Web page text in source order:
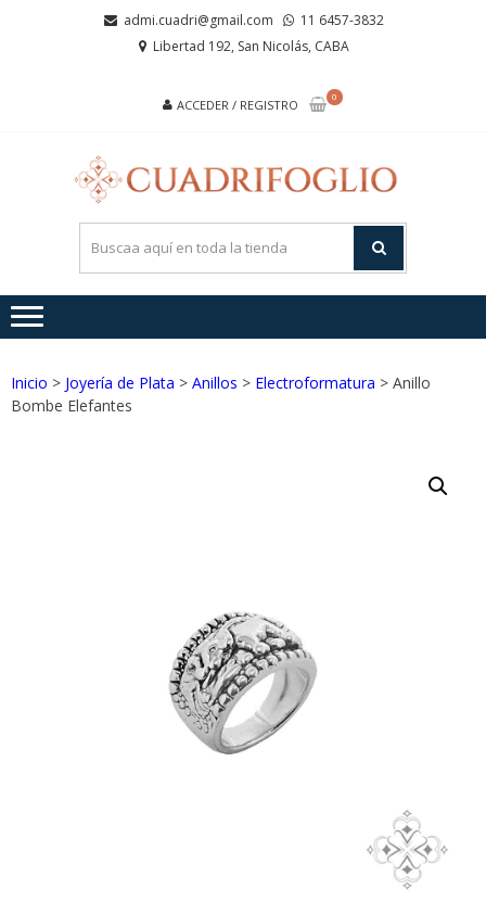
admi.cuadri@gmail.com
11 6457-3832
Libertad 192, San Nicolás, CABA
ACCEDER / REGISTRO
0
Inicio > Joyería de Plata > Anillos > Electroformatura > Anillo
Bombe Elefantes